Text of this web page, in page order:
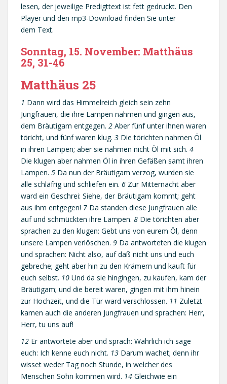
lesen, der jeweilige Predigttext ist fett gedruckt. Den
Player und den mp3-Download finden Sie unter
dem Text.
Sonntag, 15. November: Matthäus
25, 31-46
Matthäus 25
1 Dann wird das Himmelreich gleich sein zehn
Jungfrauen, die ihre Lampen nahmen und gingen aus,
dem Bräutigam entgegen. 2 Aber fünf unter ihnen waren
töricht, und fünf waren klug. 3 Die törichten nahmen Öl
in ihren Lampen; aber sie nahmen nicht Öl mit sich. 4
Die klugen aber nahmen Öl in ihren Gefäßen samt ihren
Lampen. 5 Da nun der Bräutigam verzog, wurden sie
alle schläfrig und schliefen ein. 6 Zur Mitternacht aber
ward ein Geschrei: Siehe, der Bräutigam kommt; geht
aus ihm entgegen! 7 Da standen diese Jungfrauen alle
auf und schmückten ihre Lampen. 8 Die törichten aber
sprachen zu den klugen: Gebt uns von eurem Öl, denn
unsere Lampen verlöschen. 9 Da antworteten die klugen
und sprachen: Nicht also, auf daß nicht uns und euch
gebreche; geht aber hin zu den Krämern und kauft für
euch selbst. 10 Und da sie hingingen, zu kaufen, kam der
Bräutigam; und die bereit waren, gingen mit ihm hinein
zur Hochzeit, und die Tür ward verschlossen. 11 Zuletzt
kamen auch die anderen Jungfrauen und sprachen: Herr,
Herr, tu uns auf!
12 Er antwortete aber und sprach: Wahrlich ich sage
euch: Ich kenne euch nicht. 13 Darum wachet; denn ihr
wisset weder Tag noch Stunde, in welcher des
Menschen Sohn kommen wird. 14 Gleichwie ein